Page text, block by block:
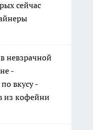
сейчас
невзрачной
-
вкусу -
из кофейни